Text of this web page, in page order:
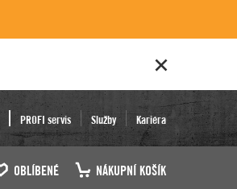
PROFI servis Služby Kariéra
OBLÍBENÉ NÁKUPNÍ KOŠÍK